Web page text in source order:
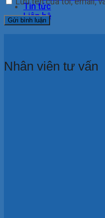
Tin tức
Liên hệ
Nhân viên tư vấn